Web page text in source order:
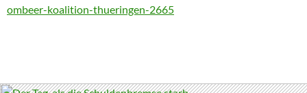
ombeer-koalition-thueringen-2665